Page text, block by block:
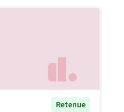
Retenue